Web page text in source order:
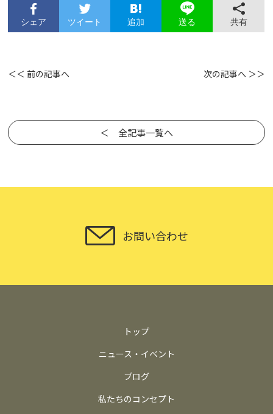
シェア ツイート 追加 送る 共有
＜＜ 前の記事へ 次の記事へ ＞＞
＜ 全記事一覧へ
お問い合わせ
トップ
ニュース・イベント
ブログ
私たちのコンセプト